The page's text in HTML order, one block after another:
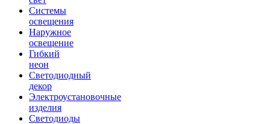
Системы
освещения
Наружное
освещение
Гибкий
неон
Светодиодный
декор
Электроустановочные
изделия
Светодиоды